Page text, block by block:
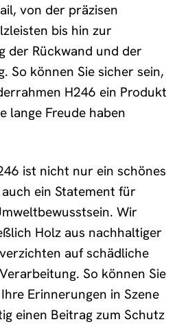
von der präzisen
bis hin zur
der Rückwand und der
So können Sie sicher sein,
H246 ein Produkt
lange Freude haben
ist nicht nur ein schönes
ein Statement für
Wir
Holz aus nachhaltiger
auf schädliche
So können Sie
Erinnerungen in Szene
einen Beitrag zum Schutz